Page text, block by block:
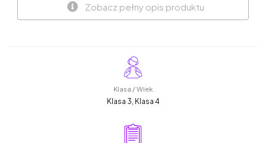
Zobacz pełny opis produktu
Klasa / Wiek
Klasa 3, Klasa 4